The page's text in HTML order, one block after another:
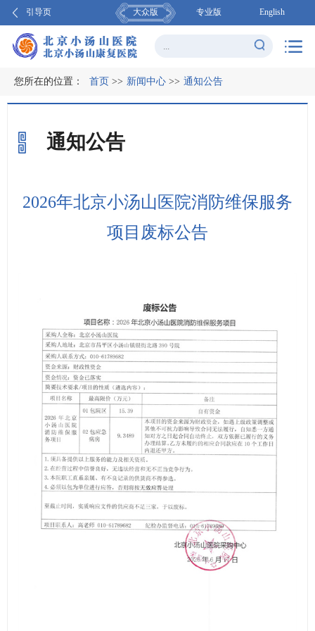
引导页 大众版 专业版 English
您所在的位置： 首页 >> 新闻中心 >> 通知公告
通知公告
2026年北京小汤山医院消防维保服务
项目废标公告